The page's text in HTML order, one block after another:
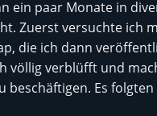
ein paar Monate in
Zuerst versuchte ich
die ich dann
völlig verblüfft und
Es